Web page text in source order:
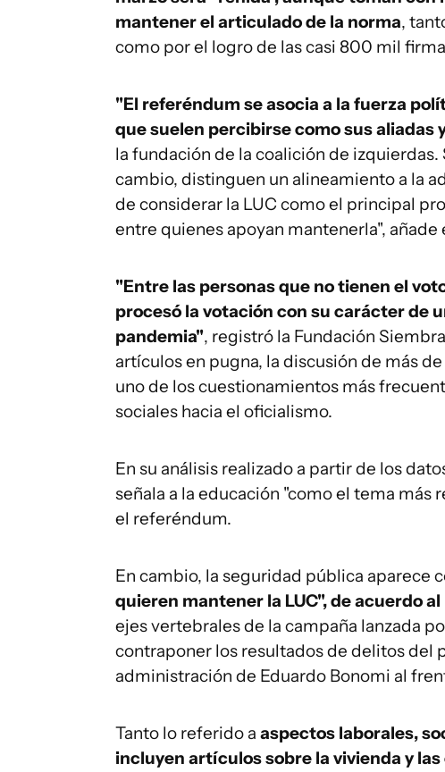
mantener el articulado de la norma,
como por el logro de las casi 800 mil
"El referéndum se asocia a la fuerza
que suelen percibirse como sus aliadas
la fundación de la coalición de
cambio, distinguen un alineamiento a la
de considerar la LUC como el principal
entre quienes apoyan mantenerla", añade
"Entre las personas que no tienen el
procesó la votación con su carácter de
pandemia", registró la Fundación
artículos en pugna, la discusión de más
uno de los cuestionamientos más
sociales hacia el oficialismo.
En su análisis realizado a partir de los
señala a la educación "como el tema más
el referéndum.
En cambio, la seguridad pública aparece
quieren mantener la LUC", de acuerdo
ejes vertebrales de la campaña lanzada
contraponer los resultados de delitos del
administración de Eduardo Bonomi al
Tanto lo referido a aspectos laborales,
incluyen artículos sobre la vivienda y